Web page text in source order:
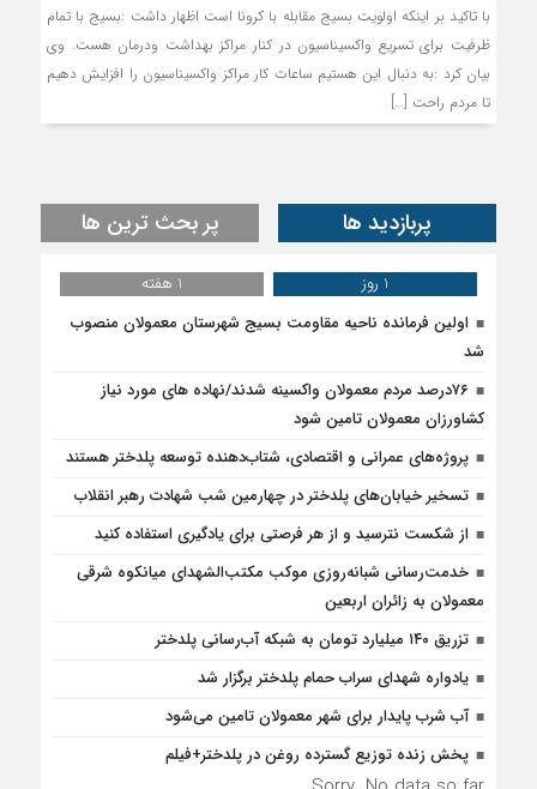
با تاکید بر اینکه اولویت بسیج مقابله با کرونا است اظهار داشت :بسیج با تمام
ظرفیت برای تسریع واکسیناسیون در کنار مراکز بهداشت ودرمان هست. وی
بیان کرد :به دنبال این هستیم ساعات کار مراکز واکسیناسیون را افزایش دهیم
تا مردم راحت […]
پربازدید ها پر بحث ترین ها
1 روز
1 هفته
اولین فرمانده ناحیه مقاومت بسیج شهرستان معمولان منصوب
شد
۷۶درصد مردم معمولان واکسینه شدند/نهاده های مورد نیاز
کشاورزان معمولان تامین شود
پروژه‌های عمرانی و اقتصادی، شتاب‌دهنده توسعه پلدختر هستند
تسخیر خیابان‌های پلدختر در چهارمین شب شهادت رهبر انقلاب
از شکست نترسید و از هر فرصتی برای یادگیری استفاده کنید
خدمت‌رسانی شبانه‌روزی موکب مکتب‌الشهدای میانکوه شرقی
معمولان به زائران اربعین
تزریق ۱۴۰ میلیارد تومان به شبکه آب‌رسانی پلدختر
یادواره شهدای سراب حمام پلدختر برگزار شد
آب شرب پایدار برای شهر معمولان تامین می‌شود
پخش زنده توزیع گسترده روغن در پلدختر+فیلم